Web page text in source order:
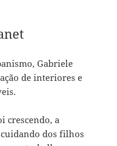
Gabriele
de interiores e
crescendo, a
dos filhos